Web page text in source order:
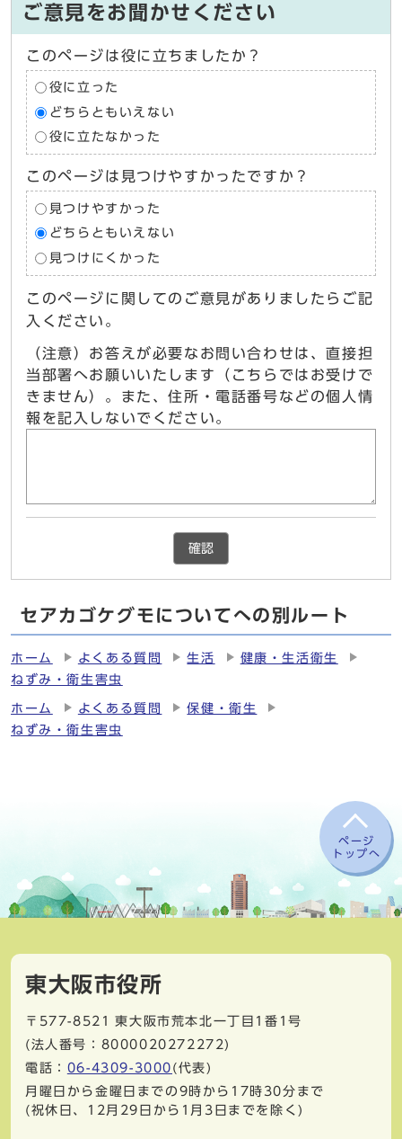
ご意見をお聞かせください
このページは役に立ちましたか？
役に立った
どちらともいえない
役に立たなかった
このページは見つけやすかったですか？
見つけやすかった
どちらともいえない
見つけにくかった
このページに関してのご意見がありましたらご記
入ください。
（注意）お答えが必要なお問い合わせは、直接担
当部署へお願いいたします（こちらではお受けで
きません）。また、住所・電話番号などの個人情
報を記入しないでください。
確認
セアカゴケグモについてへの別ルート
ホーム よくある質問 生活
健康・生活衛生
ねずみ・衛生害虫
ホーム よくある質問
保健・衛生
ねずみ・衛生害虫
ページ
トップへ
東大阪市役所
〒577-8521
東大阪市荒本北一丁目1番1号
(法人番号：8000020272272)
電話： 06-4309-3000 (代表)
月曜日から金曜日までの9時から17時30分まで
(祝休日、12月29日から1月3日までを除く)